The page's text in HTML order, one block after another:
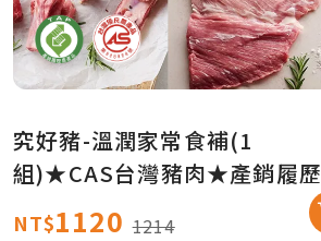
究好豬-溫潤家常食補(1
組)★CAS台灣豬肉★產銷履歷
【產地直送免運】
NT$1120 1214